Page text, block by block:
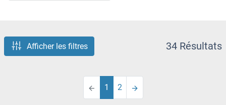
Afficher les filtres 34 Résultats
1 2